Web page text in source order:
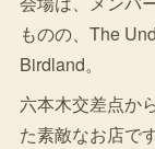
ものの、The
Birdland。
六本木交差点か
た素敵なお店で